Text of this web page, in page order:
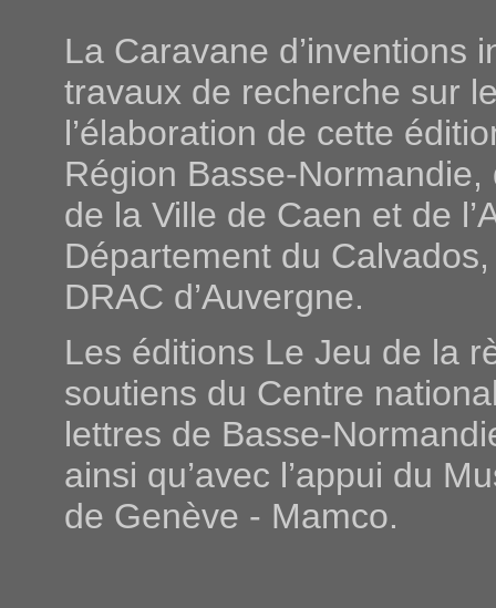
La Caravane d’inventions
travaux de recherche sur
l’élaboration de cette
Région Basse-
de la Ville de Caen et de
Département du
DRAC d’Auvergne.
Les éditions Le Jeu de la
soutiens du Centre
lettres de Basse-
ainsi qu’avec l’appui du
de Genève - Mamco.